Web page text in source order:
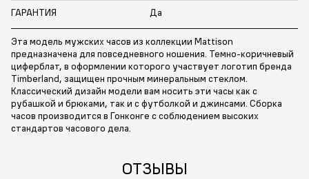
ГАРАНТИЯ Да
Эта модель мужских часов из коллекции Mattison
предназначена для повседневного ношения. Темно-коричневый
циферблат, в оформлении которого участвует логотип бренда
Timberland, защищен прочным минеральным стеклом.
Классический дизайн модели вам носить эти часы как с
рубашкой и брюками, так и с футболкой и джинсами. Сборка
часов производится в Гонконге с соблюдением высоких
стандартов часового дела.
ОТЗЫВЫ